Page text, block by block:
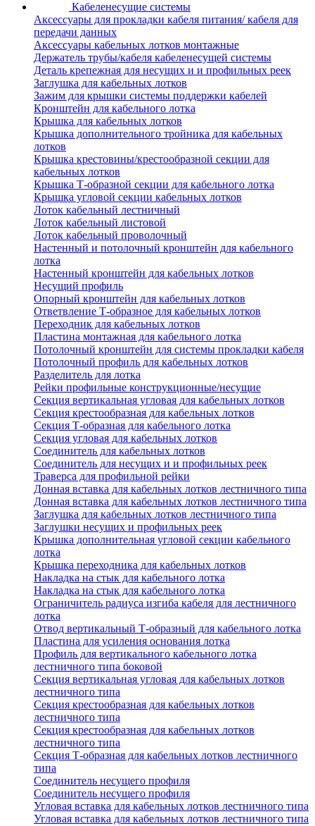
Кабеленесущие системы
Аксессуары для прокладки кабеля питания/ кабеля для
передачи данных
Аксессуары кабельных лотков монтажные
Держатель трубы/кабеля кабеленесущей системы
Деталь крепежная для несущих и и профильных реек
Заглушка для кабельных лотков
Зажим для крышки системы поддержки кабелей
Кронштейн для кабельного лотка
Крышка для кабельных лотков
Крышка дополнительного тройника для кабельных
лотков
Крышка крестовины/крестообразной секции для
кабельных лотков
Крышка Т-образной секции для кабельного лотка
Крышка угловой секции кабельных лотков
Лоток кабельный лестничный
Лоток кабельный листовой
Лоток кабельный проволочный
Настенный и потолочный кронштейн для кабельного
лотка
Настенный кронштейн для кабельных лотков
Несущий профиль
Опорный кронштейн для кабельных лотков
Ответвление Т-образное для кабельных лотков
Переходник для кабельных лотков
Пластина монтажная для кабельного лотка
Потолочный кронштейн для системы прокладки кабеля
Потолочный профиль для кабельных лотков
Разделитель для лотка
Рейки профильные конструкционные/несущие
Секция вертикальная угловая для кабельных лотков
Секция крестообразная для кабельных лотков
Секция Т-образная для кабельного лотка
Секция угловая для кабельных лотков
Соединитель для кабельных лотков
Соединитель для несущих и и профильных реек
Траверса для профильной рейки
Донная вставка для кабельных лотков лестничного типа
Донная вставка для кабельных лотков лестничного типа
Заглушка для кабельных лотков лестничного типа
Заглушки несущих и профильных реек
Крышка дополнительная угловой секции кабельного
лотка
Крышка переходника для кабельных лотков
Накладка на стык для кабельного лотка
Накладка на стык для кабельного лотка
Ограничитель радиуса изгиба кабеля для лестничного
лотка
Отвод вертикальный Т-образный для кабельного лотка
Пластина для усиления основания лотка
Профиль для вертикального кабельного лотка
лестничного типа боковой
Секция вертикальная угловая для кабельных лотков
лестничного типа
Секция крестообразная для кабельных лотков
лестничного типа
Секция крестообразная для кабельных лотков
лестничного типа
Секция Т-образная для кабельных лотков лестничного
типа
Соединитель несущего профиля
Соединитель несущего профиля
Угловая вставка для кабельных лотков лестничного типа
Угловая вставка для кабельных лотков лестничного типа